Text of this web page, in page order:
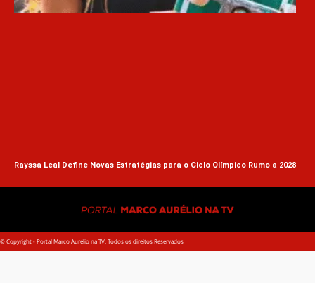
Rayssa Leal Define Novas Estratégias para o Ciclo Olímpico Rumo a 2028
© Copyright - Portal Marco Aurélio na TV. Todos os direitos Reservados